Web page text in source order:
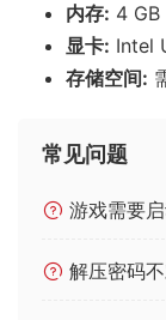
内存: 4 GB
显卡: Intel
存储空间:
常见问题
游戏需要
解压密码